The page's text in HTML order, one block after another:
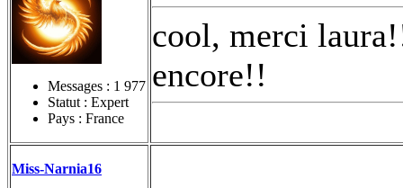
Messages : 1 977
Statut : Expert
Pays : France
cool, merci
encore!!
Miss-Narnia16